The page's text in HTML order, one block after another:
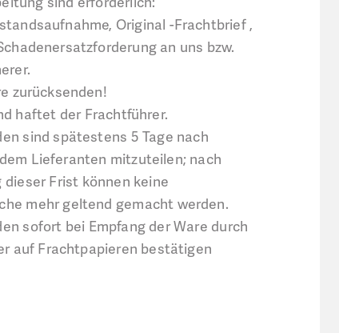
Original -Frachtbrief ,
an uns bzw.
zurücksenden!
haftet der Frachtführer.
sind spätestens 5 Tage nach
Lieferanten mitzuteilen; nach
Frist können keine
mehr geltend gemacht werden.
sofort bei Empfang der Ware durch
auf Frachtpapieren bestätigen